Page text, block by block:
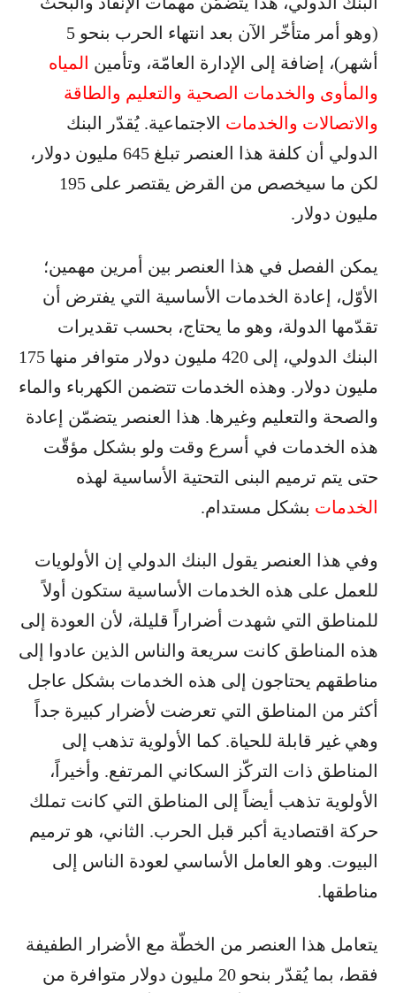
(وهو أمر متأخّر الآن بعد انتهاء الحرب بنحو 5
أشهر)، إضافة إلى الإدارة العامّة، وتأمين المياه
والمأوى والخدمات الصحية والتعليم والطاقة
والاتصالات والخدمات الاجتماعية. يُقدّر البنك
الدولي أن كلفة هذا العنصر تبلغ 645 مليون دولار،
لكن ما سيخصص من القرض يقتصر على 195
مليون دولار.
يمكن الفصل في هذا العنصر بين أمرين مهمين؛
الأوّل، إعادة الخدمات الأساسية التي يفترض أن
تقدّمها الدولة، وهو ما يحتاج، بحسب تقديرات
البنك الدولي، إلى 420 مليون دولار متوافر منها 175
مليون دولار. وهذه الخدمات تتضمن الكهرباء والماء
والصحة والتعليم وغيرها. هذا العنصر يتضمّن إعادة
هذه الخدمات في أسرع وقت ولو بشكل مؤقّت
حتى يتم ترميم البنى التحتية الأساسية لهذه
الخدمات بشكل مستدام.
وفي هذا العنصر يقول البنك الدولي إن الأولويات
للعمل على هذه الخدمات الأساسية ستكون أولاً
للمناطق التي شهدت أضراراً قليلة، لأن العودة إلى
هذه المناطق كانت سريعة والناس الذين عادوا إلى
مناطقهم يحتاجون إلى هذه الخدمات بشكل عاجل
أكثر من المناطق التي تعرضت لأضرار كبيرة جداً
وهي غير قابلة للحياة. كما الأولوية تذهب إلى
المناطق ذات التركّز السكاني المرتفع. وأخيراً،
الأولوية تذهب أيضاً إلى المناطق التي كانت تملك
حركة اقتصادية أكبر قبل الحرب. الثاني، هو ترميم
البيوت. وهو العامل الأساسي لعودة الناس إلى
مناطقها.
يتعامل هذا العنصر من الخطّة مع الأضرار الطفيفة
فقط، بما يُقدّر بنحو 20 مليون دولار متوافرة من